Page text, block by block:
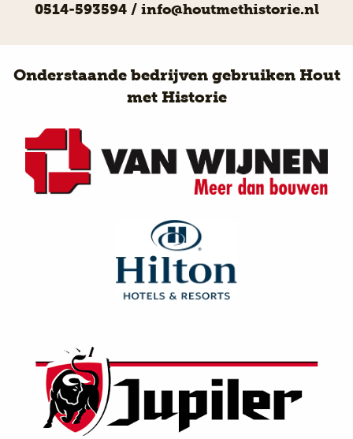
0514-593594/ info@houtmethistorie.nl
Onderstaande bedrijven gebruiken Hout
met Historie